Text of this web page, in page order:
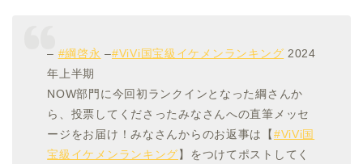
– #綱啓永 –#ViVi国宝級イケメンランキング 2024
年上半期
NOW部門に今回初ランクインとなった綱さんか
ら、投票してくださったみなさんへの直筆メッセ
ージをお届け！みなさんからのお返事は【#ViVi国
宝級イケメンランキング】をつけてポストしてく